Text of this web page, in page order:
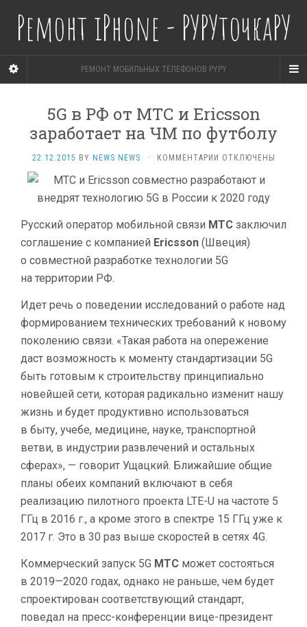
Ремонт iPhone - РУРУточкаРУ
РЕМОНТ МОБИЛЬНЫХ ТЕЛЕФОНОВ PYPY
5G в РФ от МТС и Ericsson
заработает на ЧМ по футболу
22.12.2015 BY NEWS NEWS · КОММЕНТАРИИ К
5G
В
ОТ МТС
И ERICSSON
ЗАРАБОТАЕТ
НА ЧМ
ОТКЛЮЧЕНЫ
Русский оператор мобильной связи МТС заключил
соглашение с компанией Ericsson (Швеция)
о совместной разработке технологии 5G
на территории РФ.
Идет речь о поведении исследований о работе над
формированием технических требований к новому
поколению связи. «Такая работа на опережение
даст возможность к моменту стандартизации 5G
быть готовым к строительству принципиально
новейшей сети, которая радикально изменит нашу
жизнь и будет продуктивно использоваться
в быту, учебе, медицине, науке, транспортной
ветви, в индустрии развлечений и остальных
сферах», — говорит Ущацкий. Ближайшие общие
планы обеих компаний включают в себя
реализацию пилотного проекта LTE-U на частоте 5
ГГц в 2016 г., а кроме этого в спектре 15 ГГц уже к
2017 г. Это в 30 раз выше скоростей в сетях 4G.
Коммерческий запуск 5G МТС может состояться
в 2019—2020 годах, однако не раньше, чем будет
спроектирован соответствующий стандарт,
поведал на пресс-конференции вице-президент